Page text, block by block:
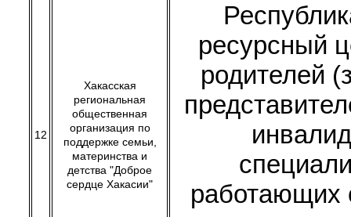
12
Хакасская
региональная
общественная
организация по
поддержке семьи,
материнства и
детства "Доброе
сердце Хакасии"
ресурсный
родителей
работающих